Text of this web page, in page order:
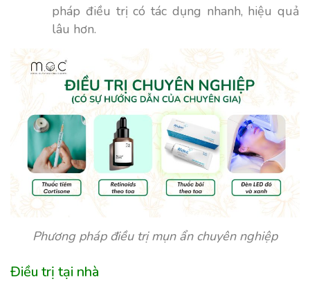
pháp điều trị có tác dụng nhanh, hiệu quả
lâu hơn.
Phương pháp điều trị mụn ẩn chuyên nghiệp
Điều trị tại nhà